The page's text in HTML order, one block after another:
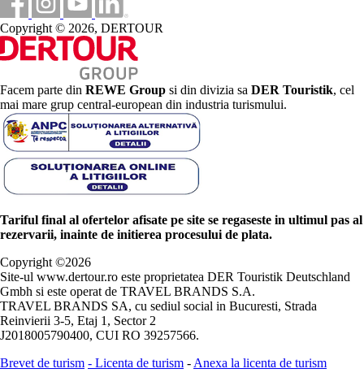
Copyright © 2026, DERTOUR
Facem parte din REWE Group si din divizia sa DER Touristik, cel
mai mare grup central-european din industria turismului.
Tariful final al ofertelor afisate pe site se regaseste in ultimul pas al
rezervarii, inainte de initierea procesului de plata.
Copyright ©2026
Site-ul www.dertour.ro este proprietatea DER Touristik Deutschland
Gmbh si este operat de TRAVEL BRANDS S.A.
TRAVEL BRANDS SA, cu sediul social in Bucuresti, Strada
Reinvierii 3-5, Etaj 1, Sector 2
J2018005790400, CUI RO 39257566.
Brevet de turism - Licenta de turism - Anexa la licenta de turism